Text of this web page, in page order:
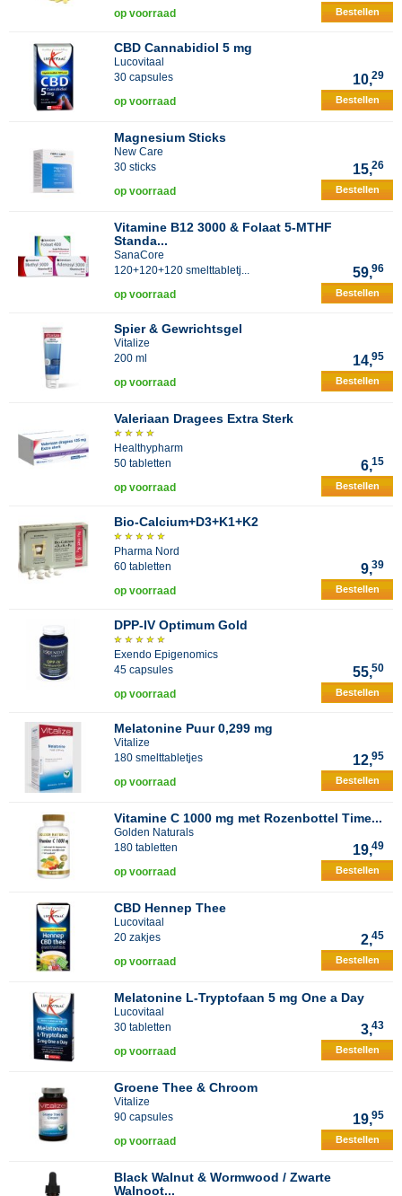
op voorraad Bestellen
CBD Cannabidiol 5 mg
Lucovitaal
30 capsules
10,29
op voorraad Bestellen
Magnesium Sticks
New Care
30 sticks
15,26
op voorraad Bestellen
Vitamine B12 3000 & Folaat 5-MTHF
Standa...
SanaCore
120+120+120 smelttabletj...
59,96
op voorraad Bestellen
Spier & Gewrichtsgel
Vitalize
200 ml
14,95
op voorraad Bestellen
Valeriaan Dragees Extra Sterk
Healthypharm
50 tabletten
6,15
op voorraad Bestellen
Bio-Calcium+D3+K1+K2
Pharma Nord
60 tabletten
9,39
op voorraad Bestellen
DPP-IV Optimum Gold
Exendo Epigenomics
45 capsules
55,50
op voorraad Bestellen
Melatonine Puur 0,299 mg
Vitalize
180 smelttabletjes
12,95
op voorraad Bestellen
Vitamine C 1000 mg met Rozenbottel Time...
Golden Naturals
180 tabletten
19,49
op voorraad Bestellen
CBD Hennep Thee
Lucovitaal
20 zakjes
2,45
op voorraad Bestellen
Melatonine L-Tryptofaan 5 mg One a Day
Lucovitaal
30 tabletten
3,43
op voorraad Bestellen
Groene Thee & Chroom
Vitalize
90 capsules
19,95
op voorraad Bestellen
Black Walnut & Wormwood / Zwarte
Walnoot...